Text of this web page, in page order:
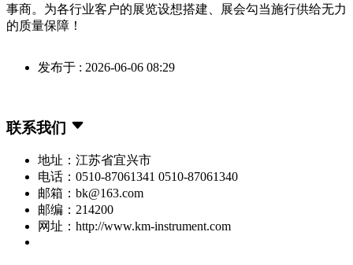
事商。为各行业客户的展览设想搭建、展会勾当施行供给无力
的质量保障！
发布于 : 2026-06-06 08:29
联系我们
地址：江苏省宜兴市
电话：0510-87061341 0510-87061340
邮箱：bk@163.com
邮编：214200
网址：http://www.km-instrument.com